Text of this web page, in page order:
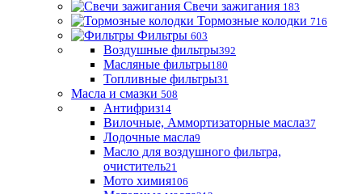
Свечи зажигания 183
Тормозные колодки 716
Фильтры 603
Воздушные фильтры392
Масляные фильтры180
Топливные фильтры31
Масла и смазки 508
Антифриз14
Вилочные, Аммортизаторные масла37
Лодочные масла9
Масло для воздушного фильтра,
очиститель21
Мото химия106